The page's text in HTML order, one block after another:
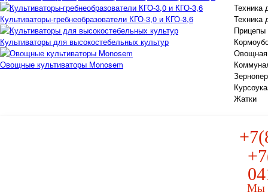
Культиваторы-гребнеобразователи КГО-3,0 и КГО-3,6
Культиваторы для высокостебельных культур
Овощные культиваторы Monosem
Техника
Техника
Прицепы
Овощная
Жатки
Мы